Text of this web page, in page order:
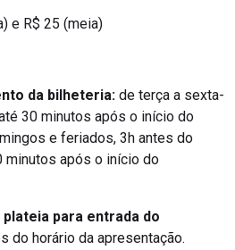
e R$ 25 (meia)
da bilheteria: de terça a sexta-
30 minutos após o início do
e feriados, 3h antes do
minutos após o início do
para entrada do
do horário da apresentação.